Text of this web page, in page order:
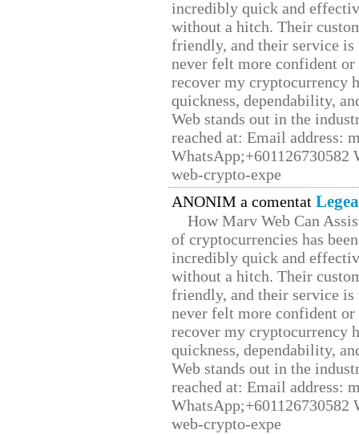
incredibly quick and
without a hitch. Their
friendly, and their service
never felt more confident
recover my cryptocurrency
quickness, dependability,
Web stands out in the
reached at: Email address:
web-crypto-expe
ANONIM a comentat
How Marv Web Can
of cryptocurrencies has
incredibly quick and
without a hitch. Their
friendly, and their service
never felt more confident
recover my cryptocurrency
quickness, dependability,
Web stands out in the
reached at: Email address:
web-crypto-expe